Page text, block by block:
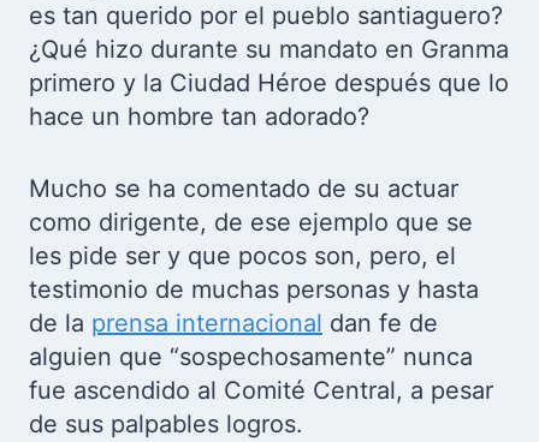
es tan querido por el pueblo santiaguero?
¿Qué hizo durante su mandato en Granma
primero y la Ciudad Héroe después que lo
hace un hombre tan adorado?
Mucho se ha comentado de su actuar
como dirigente, de ese ejemplo que se
les pide ser y que pocos son, pero, el
testimonio de muchas personas y hasta
de la prensa internacional dan fe de
alguien que “sospechosamente” nunca
fue ascendido al Comité Central, a pesar
de sus palpables logros.